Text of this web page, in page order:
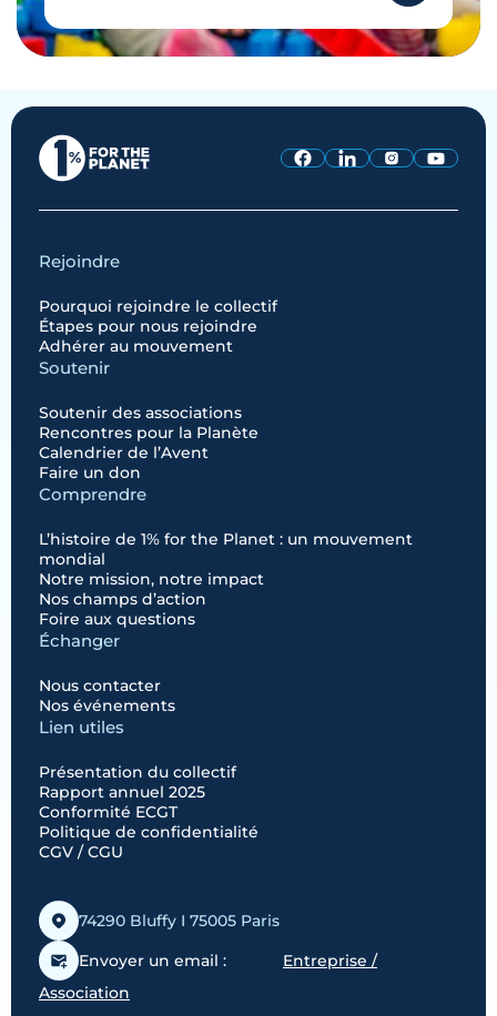
Rejoindre
Pourquoi rejoindre le collectif
Étapes pour nous rejoindre
Adhérer au mouvement
Soutenir
Soutenir des associations
Rencontres pour la Planète
Calendrier de l’Avent
Faire un don
Comprendre
L’histoire de 1% for the Planet : un mouvement
mondial
Notre mission, notre impact
Nos champs d’action
Foire aux questions
Échanger
Nous contacter
Nos événements
Lien utiles
Présentation du collectif
Rapport annuel 2025
Conformité ECGT
Politique de confidentialité
CGV / CGU
74290 Bluffy I 75005 Paris
Envoyer un email :
Entreprise /
Association